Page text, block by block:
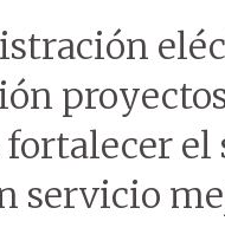
fortalecer
servicio